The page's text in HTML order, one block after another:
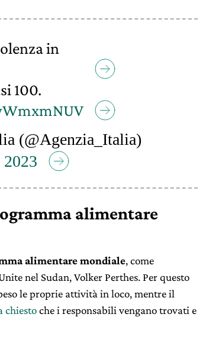
in
100.
(@Agenzia_Italia)
alimentare
alimentare mondiale, come
nel Sudan, Volker Perthes. Per questo
le proprie attività in loco, mentre il
chiestoche i responsabili vengano trovati e